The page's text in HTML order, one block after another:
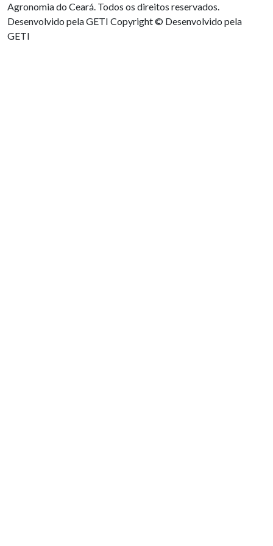
Agronomia do Ceará. Todos os direitos reservados.
Desenvolvido pela GETI Copyright © Desenvolvido pela
GETI